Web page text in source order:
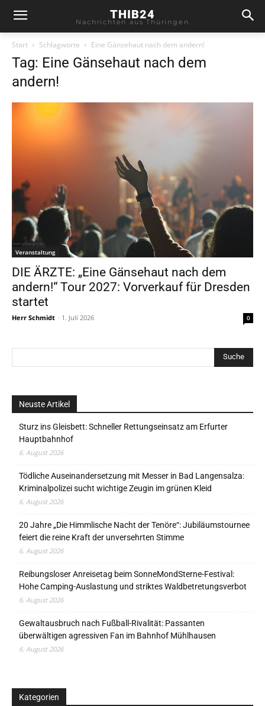
THIB24
Nachrichten aus Thüringen
Start Schlagworte Eine Gänsehaut nach dem andern!
Tag: Eine Gänsehaut nach dem
andern!
Veranstaltung
DIE ÄRZTE: „Eine Gänsehaut nach dem
andern!“ Tour 2027: Vorverkauf für Dresden
startet
Herr Schmidt - 1. Juli 2026 0
Neuste Artikel
Sturz ins Gleisbett: Schneller Rettungseinsatz am Erfurter
Hauptbahnhof
6. August 2026
Tödliche Auseinandersetzung mit Messer in Bad Langensalza:
Kriminalpolizei sucht wichtige Zeugin im grünen Kleid
6. August 2026
20 Jahre „Die Himmlische Nacht der Tenöre“: Jubiläumstournee
feiert die reine Kraft der unversehrten Stimme
6. August 2026
Reibungsloser Anreisetag beim SonneMondSterne-Festival:
Hohe Camping-Auslastung und striktes Waldbetretungsverbot
6. August 2026
Gewaltausbruch nach Fußball-Rivalität: Passanten
überwältigen agressiven Fan im Bahnhof Mühlhausen
6. August 2026
Kategorien